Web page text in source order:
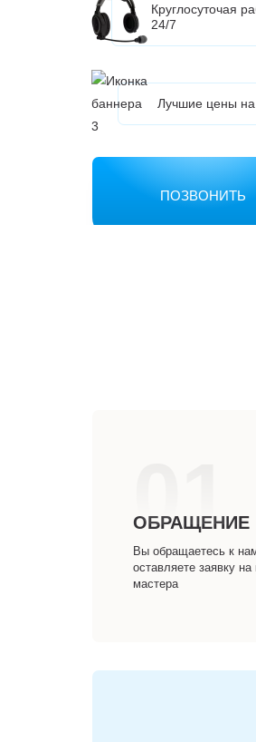
Круглосуточая
24/7
Лучшие цены
ПОЗВОНИТЬ
01
ОБРАЩЕНИЕ
Вы обращаетесь к
оставляете заявку
мастера